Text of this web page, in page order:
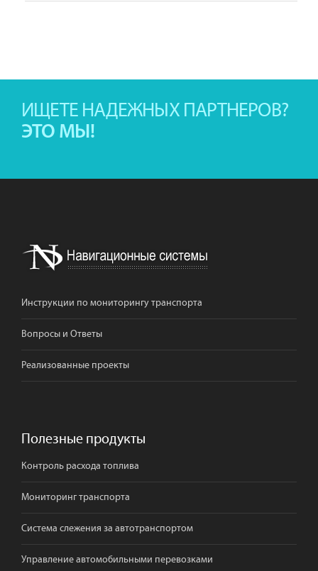
ИЩЕТЕ НАДЕЖНЫХ ПАРТНЕРОВ?
ЭТО МЫ!
Инструкции по мониторингу транспорта
Вопросы и Ответы
Реализованные проекты
Полезные продукты
Контроль расхода топлива
Мониторинг транспорта
Система слежения за автотранспортом
Управление автомобильными перевозками